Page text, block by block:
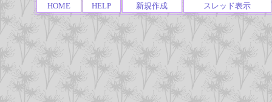
HOME HELP 新規作成 スレッド表示